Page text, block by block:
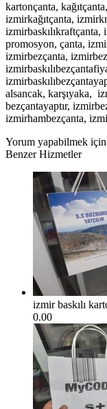
kartonçanta,
izmirkağıtçanta,
izmirbaskılıkraftçanta,
promosyon, çanta,
izmirbezçanta,
alsancak, karşıyaka,
bezçantayaptır,
izmirhambezçanta,
Yorum yapabilmek
Benzer Hizmetler
izmir baskılı
0.00